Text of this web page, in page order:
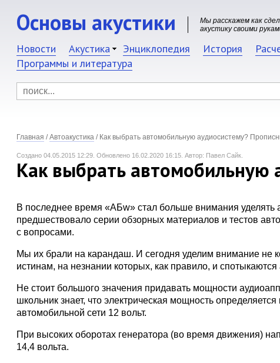
Основы акустики
Мы расскажем как
акустику своими
Новости Акустика Энциклопедия История
Программы и литература
Главная / Автоакустика / Как выбрать автомобильную аудиосистему?
Создано 04.05.2015 12:29. Обновлено 16.02.2020 16:15. Автор: Павел Сайк.
Как выбрать автомобильную
В последнее время «АБw» стал больше внимания
предшествовало серии обзорных материалов и тестов
с вопросами.
Мы их брали на карандаш. И сегодня уделим внимание не
истинам, на незнании которых, как правило, и
Не стоит большого значения придавать мощности
школьник знает, что электрическая мощность
автомобильной сети 12 вольт.
При высоких оборотах генератора (во время движения)
14,4 вольта.